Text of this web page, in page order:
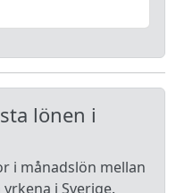
lönen i
i månadslön mellan
i Sverige.